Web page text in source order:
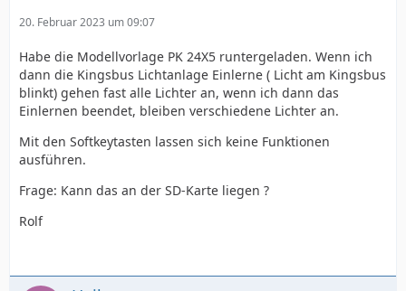
20. Februar 2023 um 09:07
Habe die Modellvorlage PK 24X5 runtergeladen. Wenn ich
dann die Kingsbus Lichtanlage Einlerne ( Licht am Kingsbus
blinkt) gehen fast alle Lichter an, wenn ich dann das
Einlernen beendet, bleiben verschiedene Lichter an.
Mit den Softkeytasten lassen sich keine Funktionen
ausführen.
Frage: Kann das an der SD-Karte liegen ?
Rolf